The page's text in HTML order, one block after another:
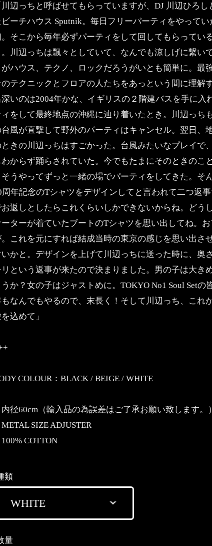
辺っちと呼ばせてもらっていますが、DJ 川辺ひろ
ーチハウス Sputnik。毎日フリーパーティをやって
そこから毎年必ずパーティをして回してもらってい
川辺っちは飄々としていて、なんでも涼しげに繋い
ハウス、テクノ、ロックだろうがいとも簡単に。最
テクニックとフロアの人たちをあっという間に理解
いのは2004年かな、イギリスの２階建バスを手に
をして最終地点の沖縄に辿り着いたとき。川辺っち
風が直撃して野外のパーティはキャンセル。翌日、
きの川辺っちはすごかった。台風みたいなプレイで
からず踊らされていた。今でもたまにそのときのこ
やってずっと一緒の場でパーティをしてきた。そ
周年記念のTシャツをデザインしてと言われて二つ返
返しとしたらこれくらいしかできないからね。どう
ターが着ていたブートのTシャツを思い出してね。
これを元にすれば結成当時の東京の感じを思い出さ
かと。デザインを上げて川辺っちに送った時に、奥
という返事が来たので決まりました。男の子は大き
か？女の子はジャストめに。TOKYO No1 Soul Set
もなんでもやるので、末長く！そして川辺っち、こ
込めて」
COLOUR：BLACK / BEIGE / WHITE
径60cm（輸入品の為誤差はご了承お願い致します。）
SIZE ADJUSTER
COTTON
類
量